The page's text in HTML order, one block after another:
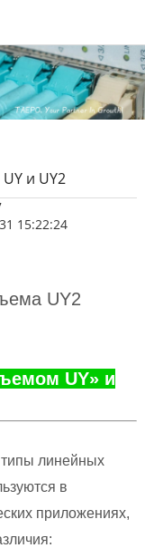
и UY2
15:22:24
UY2
UY» и
линейных
в
приложениях,